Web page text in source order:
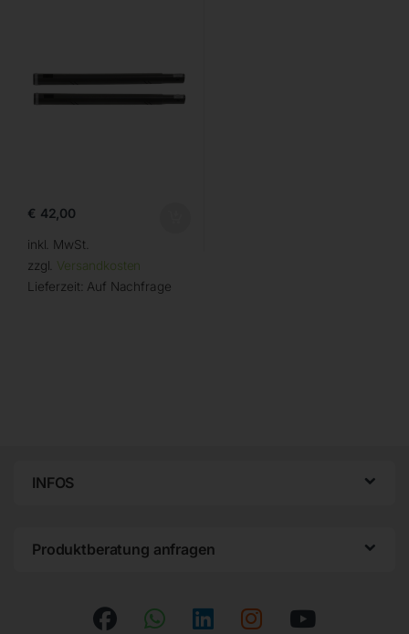
€ 42,00
inkl. MwSt.
zzgl. Versandkosten
Lieferzeit: Auf Nachfrage
INFOS
Produktberatung anfragen